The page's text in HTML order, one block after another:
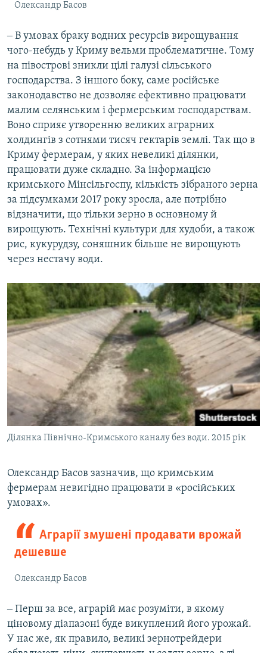
Олександр Басов
‒ В умовах браку водних ресурсів вирощування
чого-небудь у Криму вельми проблематичне. Тому
на півострові зникли цілі галузі сільського
господарства. З іншого боку, саме російське
законодавство не дозволяє ефективно працювати
малим селянським і фермерським господарствам.
Воно сприяє утворенню великих аграрних
холдингів з сотнями тисяч гектарів землі. Так що в
Криму фермерам, у яких невеликі ділянки,
працювати дуже складно. За інформацією
кримського Мінсільгоспу, кількість зібраного зерна
за підсумками 2017 року зросла, але потрібно
відзначити, що тільки зерно в основному й
вирощують. Технічні культури для худоби, а також
рис, кукурудзу, соняшник більше не вирощують
через нестачу води.
Ділянка Північно-Кримського каналу без води. 2015 рік
Олександр Басов зазначив, що кримським
фермерам невигідно працювати в «російських
умовах».
Аграрії змушені продавати врожай
дешевше
Олександр Басов
‒ Перш за все, аграрій має розуміти, в якому
ціновому діапазоні буде викуплений його урожай.
У нас же, як правило, великі зернотрейдери